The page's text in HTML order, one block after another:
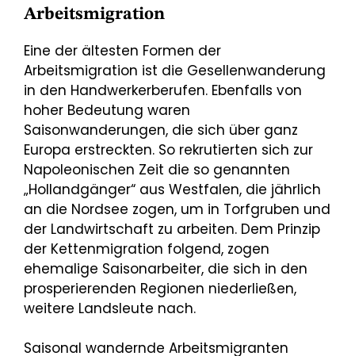
Arbeitsmigration
Eine der ältesten Formen der
Arbeitsmigration ist die Gesellenwanderung
in den Handwerkerberufen. Ebenfalls von
hoher Bedeutung waren
Saisonwanderungen, die sich über ganz
Europa erstreckten. So rekrutierten sich zur
Napoleonischen Zeit die so genannten
„Hollandgänger“ aus Westfalen, die jährlich
an die Nordsee zogen, um in Torfgruben und
der Landwirtschaft zu arbeiten. Dem Prinzip
der Kettenmigration folgend, zogen
ehemalige Saisonarbeiter, die sich in den
prosperierenden Regionen niederließen,
weitere Landsleute nach.
Saisonal wandernde Arbeitsmigranten